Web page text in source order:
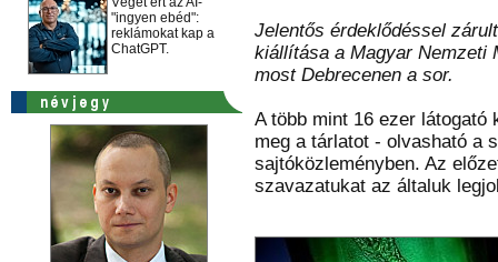
"ingyen ebéd":
reklámokat kap a
ChatGPT.
Jelentős érdeklődéssel
kiállítása a Magyar Nemzeti
most Debrecenen a sor.
A több mint 16 ezer
meg a tárlatot - olvasható a
sajtóközleményben. Az
szavazatukat az általuk